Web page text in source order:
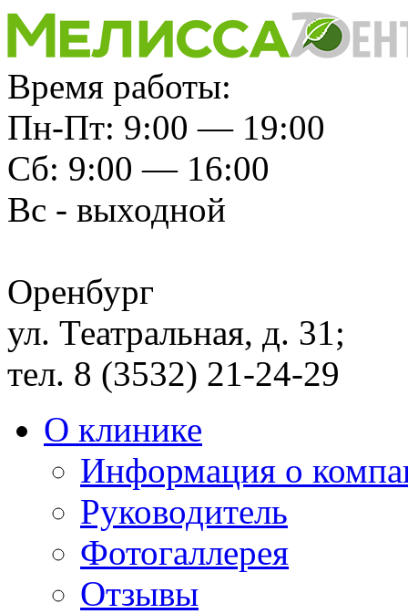
Время работы:
Пн-Пт: 9:00 — 19:00
Сб: 9:00 — 16:00
Вс - выходной
Оренбург
ул. Театральная, д. 31;
тел. 8 (3532) 21-24-29
О клинике
Информация о
Руководитель
Фотогаллерея
Отзывы